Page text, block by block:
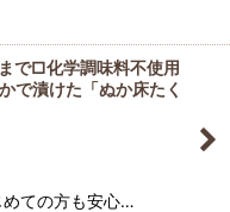
で□化学調味料不使用
で漬けた「ぬか床たく
ての方も安心…